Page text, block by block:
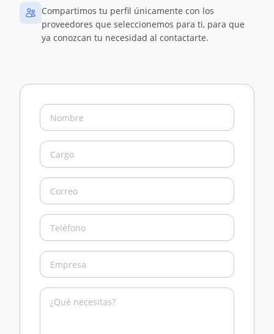
Compartimos tu perfil únicamente con los
proveedores que seleccionemos para ti, para que
ya conozcan tu necesidad al contactarte.